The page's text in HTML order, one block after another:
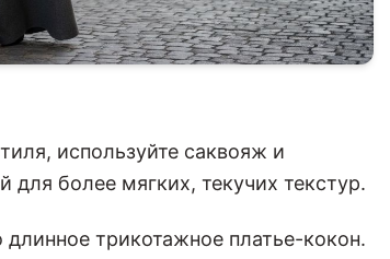
используйте саквояж и
более мягких, текучих текстур.
длинное трикотажное платье-кокон.